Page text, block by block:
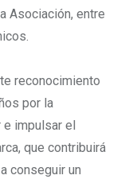
Asociación, entre
reconocimiento
por la
e impulsar el
que contribuirá
conseguir un